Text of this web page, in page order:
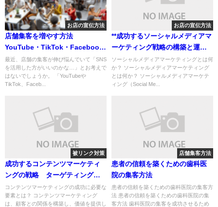
お店の宣伝方法
店舗集客を増やす方法
YouTube・TikTok・Facebook
を活用しよう
最近、店舗の集客が伸び悩んでいて「SNS
を活用した方がいいのかな…」とお考えで
はないでしょうか。 「YouTubeや
TikTok、Faceb...
お店の宣伝方法
**成功するソーシャルメディアマ
ーケティング戦略の構築と運用
ガイド**
ソーシャルメディアマーケティングとは何
か？ ソーシャルメディアマーケティング
とは何か？ ソーシャルメディアマーケテ
ィング（Social Me...
被リンク対策
成功するコンテンツマーケティ
ングの戦略 ターゲティングか
ら配信タイミングまで
コンテンツマーケティングの成功に必要な
要素とは？ コンテンツマーケティング
は、顧客との関係を構築し、価値を提供し
店舗集客方法
患者の信頼を築くための歯科医
院の集客方法
患者の信頼を築くための歯科医院の集客方
法 患者の信頼を築くための歯科医院の集
客方法 歯科医院の集客を成功させるため